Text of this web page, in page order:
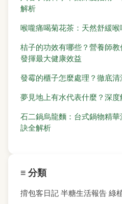
解析
喉嚨痛喝菊花茶：天然舒緩
桔子的功效有哪些？營養師教
發揮最大健康效益
發霉的櫃子怎麼處理？徹底
夢見地上有水代表什麼？深
石二鍋烏龍麵：台式鍋物精
訣全解析
≡ 分類
揹包客日記 半糖生活報告 綠